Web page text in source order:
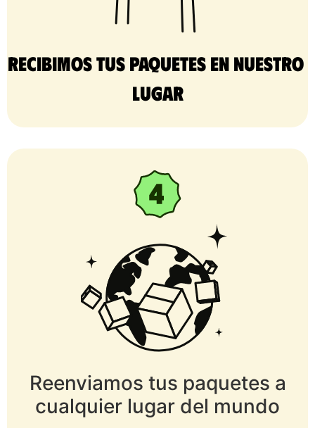
Recibimos tus paquetes en nuestro
lugar
Reenviamos tus paquetes a
cualquier lugar del mundo